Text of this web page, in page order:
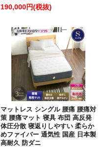
190,000円(税抜)
マットレス シングル 腰痛 腰痛対
策 腰痛マット 寝具 布団 高反発
体圧分散 寝返りしやすい 柔らか
めファイバー 通気性 国産 日本製
高耐久 防ダニ